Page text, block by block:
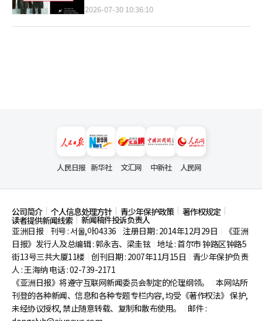
2026-07-30 10:36:10
人民日报 新华社 文汇网 中新社 人民网
公司简介 个人信息处理方针 青少年保护政策 著作权规定
读者提供新闻线索
新闻稿件投诉负责人
亚洲日报
刊号 : 서울,아04336 注册日期 : 2014年12月29日
《亚洲
日报》发行人及总编辑 : 郭永吉、梁圭铉 地址 : 首尔市钟路区钟路5
街13号三共大厦11楼 创刊日期 : 2007年11月15日
青少年保护负责
人 : 王海纳 电话 : 02-739-2171
《亚洲日报》将遵守互联网新闻委员会制定的伦理纲领。
本网站所
刊登的各种新闻、信息和各种专题专栏内容, 均受《著作权法》 保护,
未经协议授权, 禁止随意转载、复制和散布使用。
邮件 :